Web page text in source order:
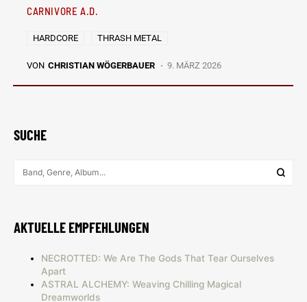
CARNIVORE A.D.
HARDCORE THRASH METAL
VON CHRISTIAN WÖGERBAUER 9. MÄRZ 2026
SUCHE
AKTUELLE EMPFEHLUNGEN
NECROTTED: We Are The Gods That Tear Ourselves
Apart
ASTRAL ALCHEMY: Weaving Chilling Magical
Dreamworlds